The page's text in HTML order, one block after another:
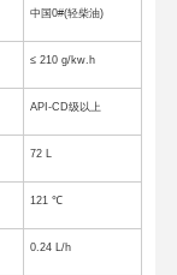
中国0#(轻柴油)
≤ 210 g/kw.h
API-CD级以上
72 L
121 ℃
0.24 L/h